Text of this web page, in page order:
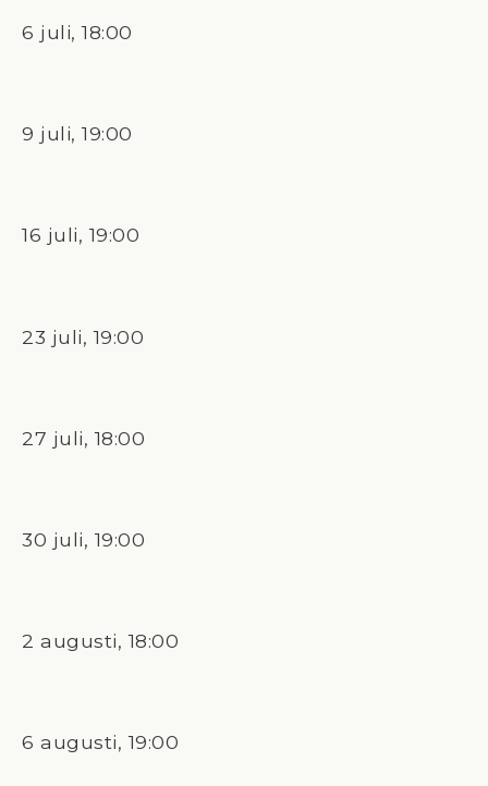
6 juli, 18:00
9 juli, 19:00
16 juli, 19:00
23 juli, 19:00
27 juli, 18:00
30 juli, 19:00
2 augusti, 18:00
6 augusti, 19:00